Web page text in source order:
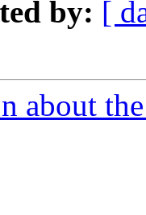
by: [
about